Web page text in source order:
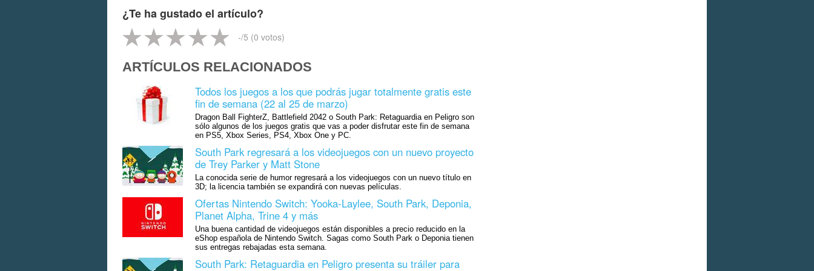
¿Te ha gustado el artículo?
-/5 (0 votos)
ARTÍCULOS RELACIONADOS
Todos los juegos a los que podrás jugar totalmente gratis este
fin de semana (22 al 25 de marzo)
Dragon Ball FighterZ, Battlefield 2042 o South Park: Retaguardia en Peligro son
sólo algunos de los juegos gratis que vas a poder disfrutar este fin de semana
en PS5, Xbox Series, PS4, Xbox One y PC.
South Park regresará a los videojuegos con un nuevo proyecto
de Trey Parker y Matt Stone
La conocida serie de humor regresará a los videojuegos con un nuevo título en
3D; la licencia también se expandirá con nuevas películas.
Ofertas Nintendo Switch: Yooka-Laylee, South Park, Deponia,
Planet Alpha, Trine 4 y más
Una buena cantidad de videojuegos están disponibles a precio reducido en la
eShop española de Nintendo Switch. Sagas como South Park o Deponia tienen
sus entregas rebajadas esta semana.
South Park: Retaguardia en Peligro presenta su tráiler para